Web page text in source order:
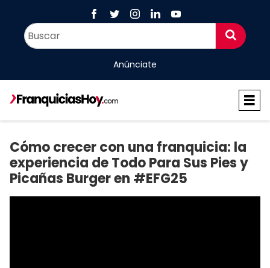
Anúnciate
Cómo crecer con una franquicia: la
experiencia de Todo Para Sus Pies y
Picañas Burger en #EFG25